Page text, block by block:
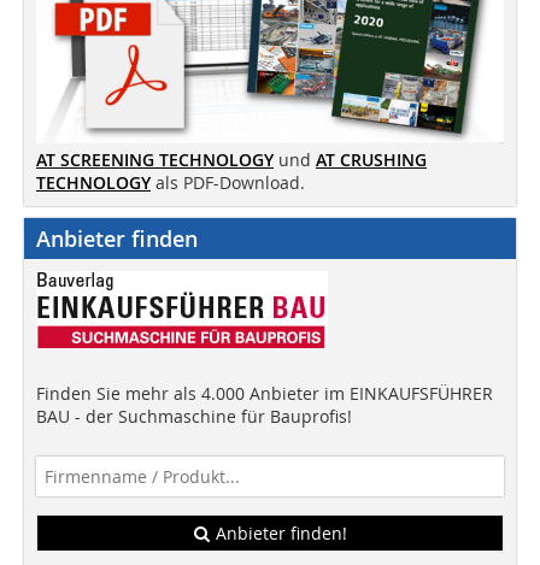
AT SCREENING TECHNOLOGY und AT CRUSHING
TECHNOLOGY als PDF-Download.
Anbieter finden
Finden Sie mehr als 4.000 Anbieter im EINKAUFSFÜHRER
BAU - der Suchmaschine für Bauprofis!
Anbieter finden!